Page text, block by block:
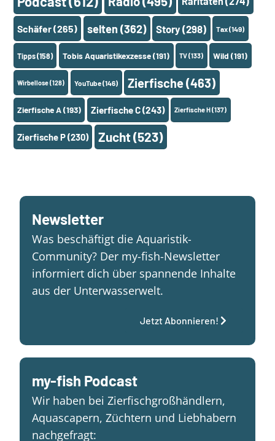
Schäfer(265) selten (362) Story (298) Tax(149)
Tipps(158) Tobis Aquaristikexzesse(191) TV(133) Wild (191)
Wirbellose(128) YouTube(146) Zierfische(463)
Zierfische A(193) Zierfische C(243) Zierfische H(137)
Zierfische P(230) Zucht(523)
Newsletter
Was beschäftigt die Aquaristik-
Community? Der my-fish-Newsletter
informiert dich über spannende Inhalte
aus der Unterwasserwelt.
Jetzt Abonnieren!
my-fish Podcast
Wir haben bei Zierfischgroßhändlern,
Aquascapern, Züchtern und Liebhabern
nachgefragt: